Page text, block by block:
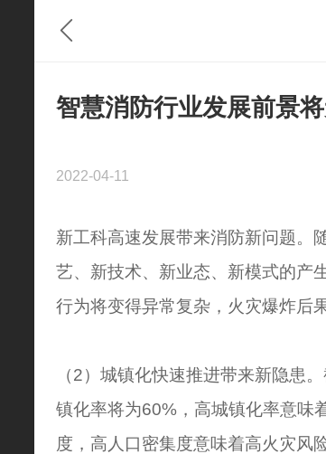
智慧消防行业发展前景
2022-04-11
新工科高速发展带来消防新问题。
艺、新技术、新业态、新模式的产
行为将变得异常复杂，火灾爆炸后
（2）城镇化快速推进带来新隐患
镇化率将为60%，高城镇化率意味
度，高人口密集度意味着高火灾风险